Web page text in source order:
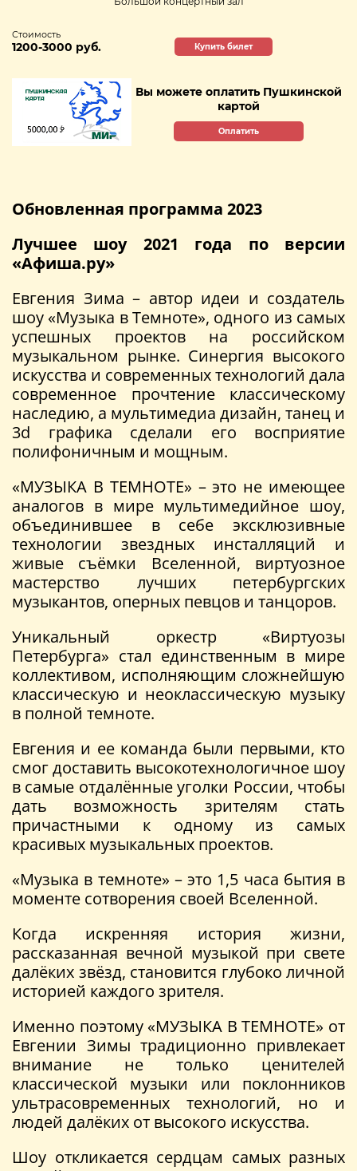
Стоимость
1200-3000 руб. Купить билет
Вы можете оплатить Пушкинской
картой
Оплатить
Обновленная программа 2023
Лучшее шоу 2021 года по версии
«Афиша.ру»
Евгения Зима – автор идеи и создатель
шоу «Музыка в Темноте», одного из самых
успешных проектов на российском
музыкальном рынке. Синергия высокого
искусства и современных технологий дала
современное прочтение классическому
наследию, а мультимедиа дизайн, танец и
3d графика сделали его восприятие
полифоничным и мощным.
«МУЗЫКА В ТЕМНОТЕ» – это не имеющее
аналогов в мире мультимедийное шоу,
объединившее в себе эксклюзивные
технологии звездных инсталляций и
живые съёмки Вселенной, виртуозное
мастерство лучших петербургских
музыкантов, оперных певцов и танцоров.
Уникальный оркестр «Виртуозы
Петербурга» стал единственным в мире
коллективом, исполняющим сложнейшую
классическую и неоклассическую музыку
в полной темноте.
Евгения и ее команда были первыми, кто
смог доставить высокотехнологичное шоу
в самые отдалённые уголки России, чтобы
дать возможность зрителям стать
причастными к одному из самых
красивых музыкальных проектов.
«Музыка в темноте» – это 1,5 часа бытия в
моменте сотворения своей Вселенной.
Когда искренняя история жизни,
рассказанная вечной музыкой при свете
далёких звёзд, становится глубоко личной
историей каждого зрителя.
Именно поэтому «МУЗЫКА В ТЕМНОТЕ» от
Евгении Зимы традиционно привлекает
внимание не только ценителей
классической музыки или поклонников
ультрасовременных технологий, но и
людей далёких от высокого искусства.
Шоу откликается сердцам самых разных